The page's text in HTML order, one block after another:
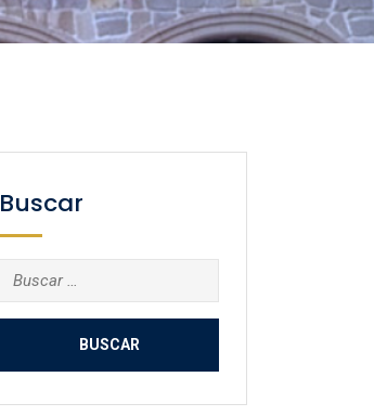
Buscar
Buscar: